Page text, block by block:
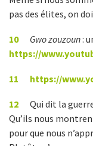
pas des élites, on
10 Gwo zouzoun:
https://
11 https://
12
Qui dit la
Qu’ils nous
pour que nous